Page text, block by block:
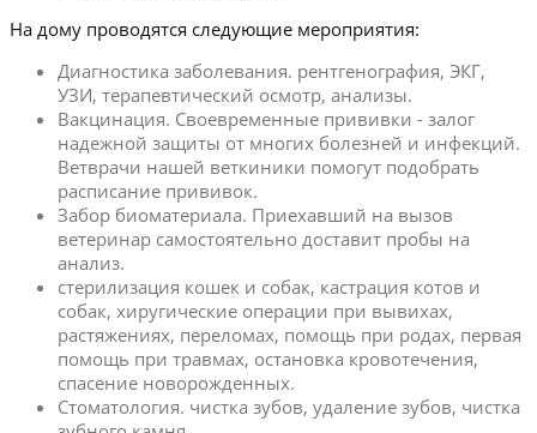
На дому проводятся следующие мероприятия:
Диагностика заболевания. рентгенография, ЭКГ,
УЗИ, терапевтический осмотр, анализы.
Вакцинация. Своевременные прививки - залог
надежной защиты от многих болезней и инфекций.
Ветврачи нашей веткиники помогут подобрать
расписание прививок.
Забор биоматериала. Приехавший на вызов
ветеринар самостоятельно доставит пробы на
анализ.
стерилизация кошек и собак, кастрация котов и
собак, хиругические операции при вывихах,
растяжениях, переломах, помощь при родах, первая
помощь при травмах, остановка кровотечения,
спасение новорожденных.
Стоматология. чистка зубов, удаление зубов, чистка